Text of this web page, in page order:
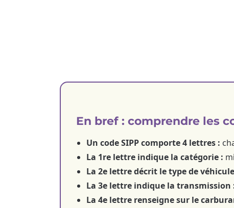
En bref : comprendre les
Un code SIPP comporte 4 lettres :
La 1re lettre indique la catégorie :
La 2e lettre décrit le type de
La 3e lettre indique la transmission
La 4e lettre renseigne sur le